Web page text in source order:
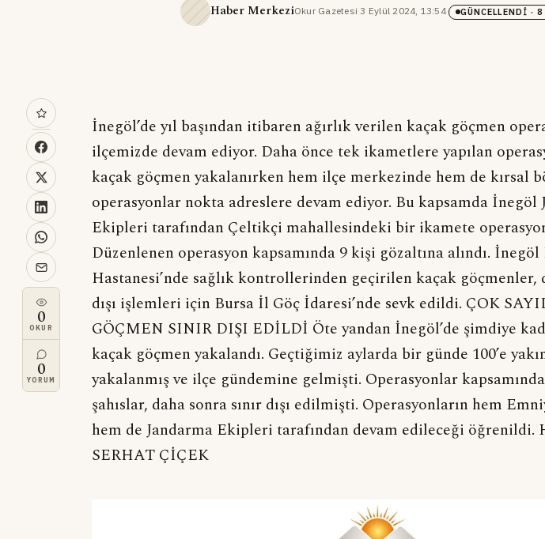
Haber MerkeziOkur Gazetesi·3 Eylül 2024, 13:54· GÜNCELLENDI ·
0
OKUR
0
YORUM
İnegöl’de yıl başından itibaren ağırlık verilen kaçak göçmen
ilçemizde devam ediyor. Daha önce tek ikametlere yapılan
kaçak göçmen yakalanırken hem ilçe merkezinde hem de kırsal
operasyonlar nokta adreslere devam ediyor. Bu kapsamda İnegöl
Ekipleri tarafından Çeltikçi mahallesindeki bir ikamete
Düzenlenen operasyon kapsamında 9 kişi gözaltına alındı.
Hastanesi’nde sağlık kontrollerinden geçirilen kaçak göçmenler,
dışı işlemleri için Bursa İl Göç İdaresi’nde sevk edildi. ÇOK
GÖÇMEN SINIR DIŞI EDİLDİ Öte yandan İnegöl’de şimdiye
kaçak göçmen yakalandı. Geçtiğimiz aylarda bir günde 100’e
yakalanmış ve ilçe gündemine gelmişti. Operasyonlar
şahıslar, daha sonra sınır dışı edilmişti. Operasyonların hem
hem de Jandarma Ekipleri tarafından devam edileceği öğrenildi.
SERHAT ÇİÇEK